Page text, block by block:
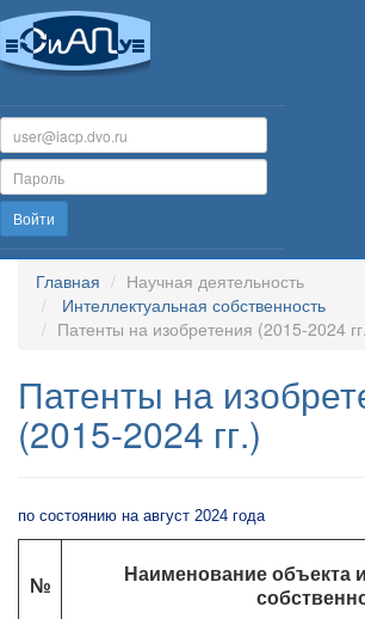
Войти
Главная
Научная деятельность
Интеллектуальная собственность
Патенты на изобретения (2015-2024
Патенты на
(2015-2024 гг.)
по состоянию на август 2024 года
№
Наименование объекта